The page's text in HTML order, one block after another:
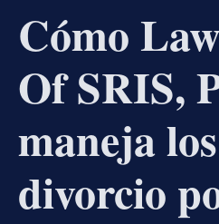
Cómo
Of SRIS,
maneja
divorcio